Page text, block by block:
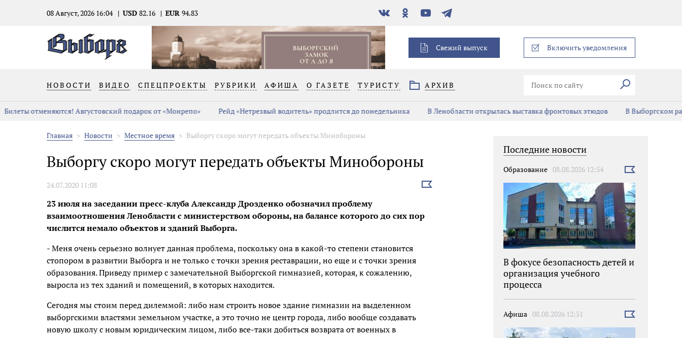
08 Август, 2026 16:04 USD 82.16 EUR 94.83
В
контакте
Одноклассники
YouTubeТелеграм
Свежий выпуск Включить уведомления
НОВОСТИ ВИДЕО СПЕЦПРОЕКТЫ РУБРИКИ АФИША О ГАЗЕТЕ ТУРИСТУ АРХИВ Искать
Билеты отменяются! Августовский подарок от «Монрепо» Рейд «Нетрезвый водитель» продлится до понедельника В Ленобласти открылась выставка фронтовых этюдов В Выборгском
Главная Новости Местное время Выборгу скоро могут передать объекты Минобороны
Выборгу скоро могут передать объекты Минобороны
24.07.2020 11:08
Выбрать
23 июля на заседании пресс-клуба Александр Дрозденко обозначил проблему
взаимоотношения Ленобласти с министерством обороны, на балансе которого до сих пор
числится немало объектов и зданий Выборга.
- Меня очень серьезно волнует данная проблема, поскольку она в какой-то степени становится
стопором в развитии Выборга и не только с точки зрения реставрации, но еще и с точки зрения
образования. Приведу пример с замечательной Выборгской гимназией, которая, к сожалению,
выросла из тех зданий и помещений, в которых находится.
Сегодня мы стоим перед дилеммой: либо нам строить новое здание гимназии на выделенном
выборгскими властями земельном участке, а это точно не центр города, либо вообще создавать
новую школу с новым юридическим лицом, либо все-таки добиться возврата от военных в
Последние новости
Образование 08.08.2026 12:54
Выбрать
В фокусе безопасность детей и
организация учебного
процесса
Афиша 08.08.2026 12:51
Выбрать